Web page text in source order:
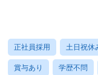
正社員採用 土日祝休
賞与あり 学歴不問